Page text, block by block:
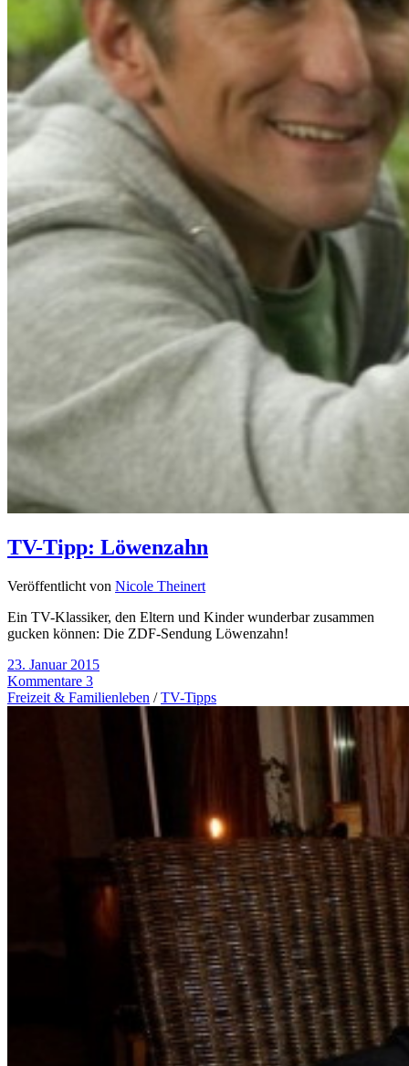
TV-Tipp: Löwenzahn
Veröffentlicht von Nicole Theinert
Ein TV-Klassiker, den Eltern und Kinder wunderbar zusammen
gucken können: Die ZDF-Sendung Löwenzahn!
23. Januar 2015
Kommentare 3
Freizeit & Familienleben /TV-Tipps